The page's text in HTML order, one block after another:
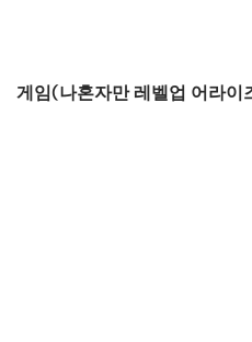
게임(나혼자만 레벨업 어라이